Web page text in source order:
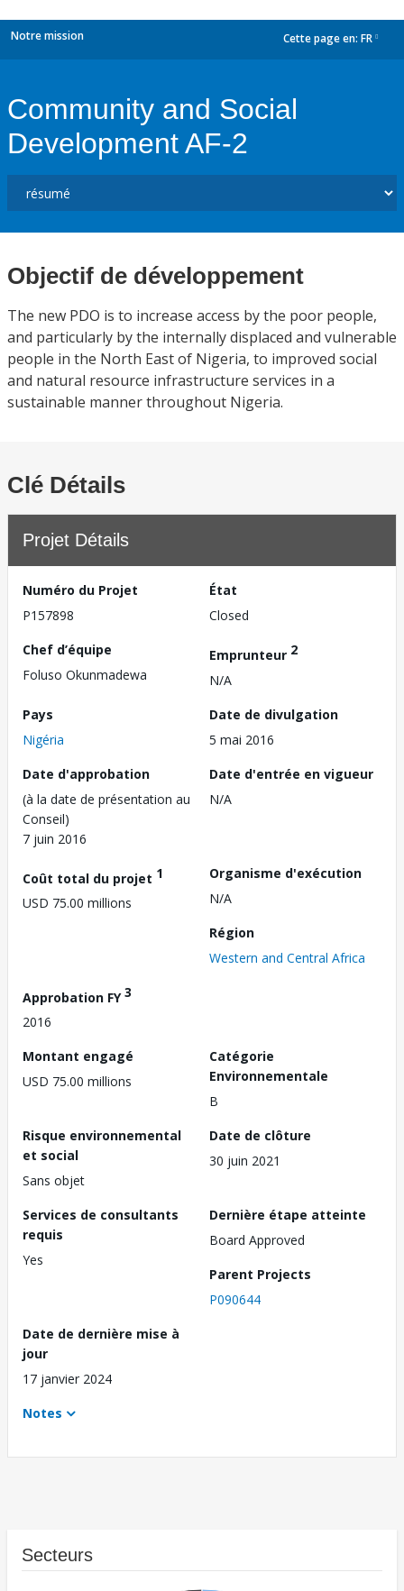
Notre mission Cette page en: FR
Community and Social
Development AF-2
Objectif de développement
The new PDO is to increase access by the poor people,
and particularly by the internally displaced and vulnerable
people in the North East of Nigeria, to improved social
and natural resource infrastructure services in a
sustainable manner throughout Nigeria.
Clé Détails
Projet Détails
Numéro du Projet
P157898
État
Closed
Chef d’équipe
Foluso Okunmadewa
Emprunteur 2
N/A
Pays
Nigéria
Date de divulgation
5 mai 2016
Date d'approbation
(à la date de présentation au
Conseil)
7 juin 2016
Date d'entrée en vigueur
N/A
Coût total du projet 1
USD 75.00 millions
Organisme d'exécution
N/A
Région
Western and Central Africa
Approbation FY3
2016
Montant engagé
USD 75.00 millions
Catégorie
Environnementale
B
Risque environnemental
et social
Sans objet
Date de clôture
30 juin 2021
Services de consultants
requis
Yes
Dernière étape atteinte
Board Approved
Parent Projects
P090644
Date de dernière mise à
jour
17 janvier 2024
Notes
Secteurs